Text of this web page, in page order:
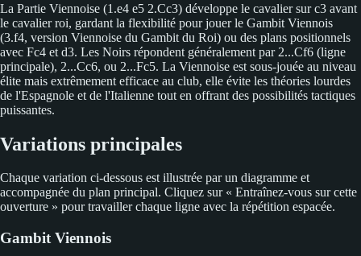
La Partie Viennoise (1.e4 e5 2.Cc3) développe le cavalier sur c3 avant
le cavalier roi, gardant la flexibilité pour jouer le Gambit Viennois
(3.f4, version Viennoise du Gambit du Roi) ou des plans positionnels
avec Fc4 et d3. Les Noirs répondent généralement par 2...Cf6 (ligne
principale), 2...Cc6, ou 2...Fc5. La Viennoise est sous-jouée au niveau
élite mais extrêmement efficace au club, elle évite les théories lourdes
de l'Espagnole et de l'Italienne tout en offrant des possibilités tactiques
puissantes.
Variations principales
Chaque variation ci-dessous est illustrée par un diagramme et
accompagnée du plan principal. Cliquez sur « Entraînez-vous sur cette
ouverture » pour travailler chaque ligne avec la répétition espacée.
Gambit Viennois